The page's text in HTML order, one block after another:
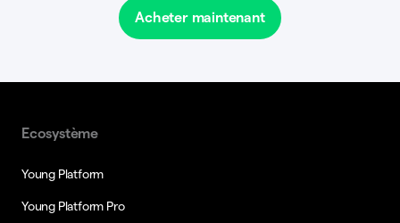
Acheter maintenant
Ecosystème
Young Platform
Young Platform Pro